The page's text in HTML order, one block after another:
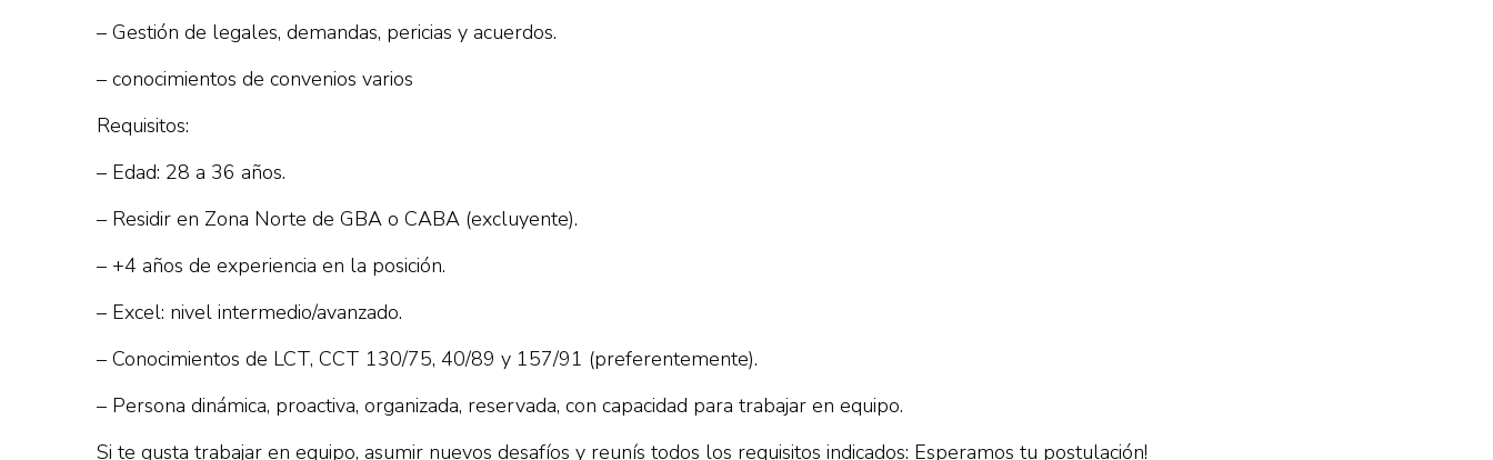
– Gestión de legales, demandas, pericias y acuerdos.
– conocimientos de convenios varios
Requisitos:
– Edad: 28 a 36 años.
– Residir en Zona Norte de GBA o CABA (excluyente).
– +4 años de experiencia en la posición.
– Excel: nivel intermedio/avanzado.
– Conocimientos de LCT, CCT 130/75, 40/89 y 157/91 (preferentemente).
– Persona dinámica, proactiva, organizada, reservada, con capacidad para trabajar en equipo.
Si te gusta trabajar en equipo, asumir nuevos desafíos y reunís todos los requisitos indicados: Esperamos tu postulación!